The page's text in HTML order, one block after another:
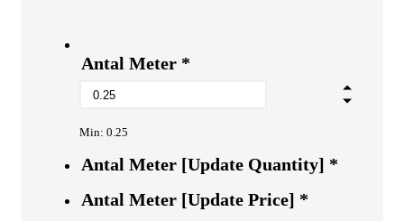
Antal Meter *
Min: 0.25
Antal Meter [Update Quantity] *
Antal Meter [Update Price] *